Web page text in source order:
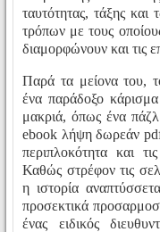
ταυτότητας, τάξης
τρόπων με τους
διαμορφώνουν και τις
Παρά τα μείονα του,
ένα παράδοξο
μακριά, όπως ένα πάζλ
ebook λήψη δωρεάν
περιπλοκότητα και
Καθώς στρέφον τις
η ιστορία
προσεκτικά
ένας ειδικός